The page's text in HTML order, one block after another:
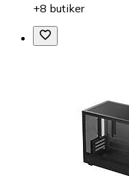
+8 butiker